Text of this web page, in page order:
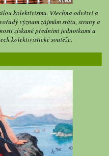
kolektivismu. Všechna odvětví a
význam zájmům státu, strany a
získané předními jednotkami a
kolektivistické soutěže.